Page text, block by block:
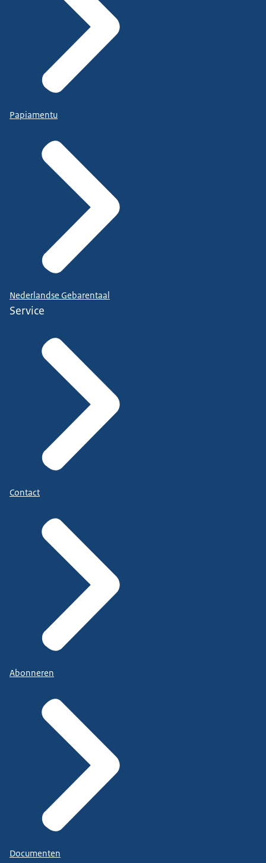
Papiamentu
Nederlandse Gebarentaal
Service
Contact
Abonneren
Documenten